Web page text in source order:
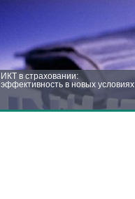
ИКТ в страховании:
эффективность в новых условиях